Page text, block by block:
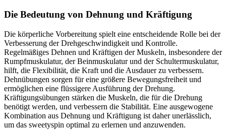
Die Bedeutung von Dehnung und Kräftigung
Die körperliche Vorbereitung spielt eine entscheidende Rolle bei der
Verbesserung der Drehgeschwindigkeit und Kontrolle.
Regelmäßiges Dehnen und Kräftigen der Muskeln, insbesondere der
Rumpfmuskulatur, der Beinmuskulatur und der Schultermuskulatur,
hilft, die Flexibilität, die Kraft und die Ausdauer zu verbessern.
Dehnübungen sorgen für eine größere Bewegungsfreiheit und
ermöglichen eine flüssigere Ausführung der Drehung.
Kräftigungsübungen stärken die Muskeln, die für die Drehung
benötigt werden, und verbessern die Stabilität. Eine ausgewogene
Kombination aus Dehnung und Kräftigung ist daher unerlässlich,
um das sweetyspin optimal zu erlernen und anzuwenden.